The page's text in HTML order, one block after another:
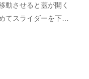
動させると蓋が開く
てスライダーを下…